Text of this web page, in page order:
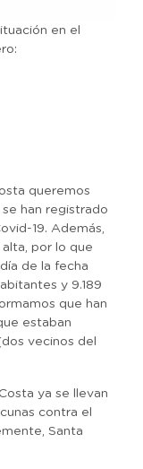
en el
queremos
han registrado
19. Además,
por lo que
de la fecha
y 9.189
que han
estaban
vecinos del
ya se llevan
contra el
Santa